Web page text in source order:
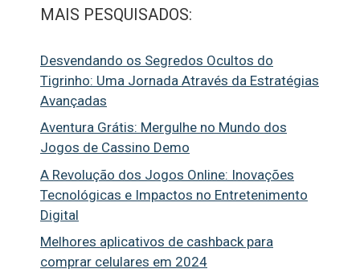
MAIS PESQUISADOS:
Desvendando os Segredos Ocultos do
Tigrinho: Uma Jornada Através da Estratégias
Avançadas
Aventura Grátis: Mergulhe no Mundo dos
Jogos de Cassino Demo
A Revolução dos Jogos Online: Inovações
Tecnológicas e Impactos no Entretenimento
Digital
Melhores aplicativos de cashback para
comprar celulares em 2024